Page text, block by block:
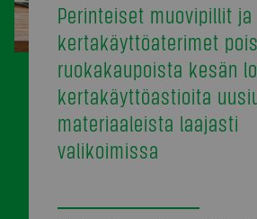
Perinteiset muovipillit
kertakäyttöaterimet
ruokakaupoista kesän
kertakäyttöastioita
materiaaleista laajasti
valikoimissa